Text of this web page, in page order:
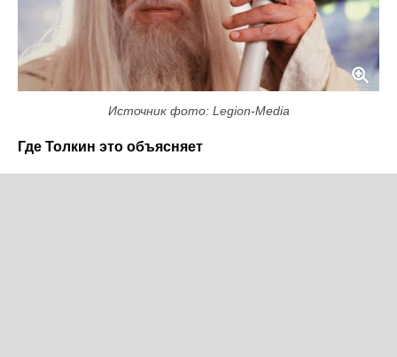
Источник фото: Legion-Media
Где Толкин это объясняет